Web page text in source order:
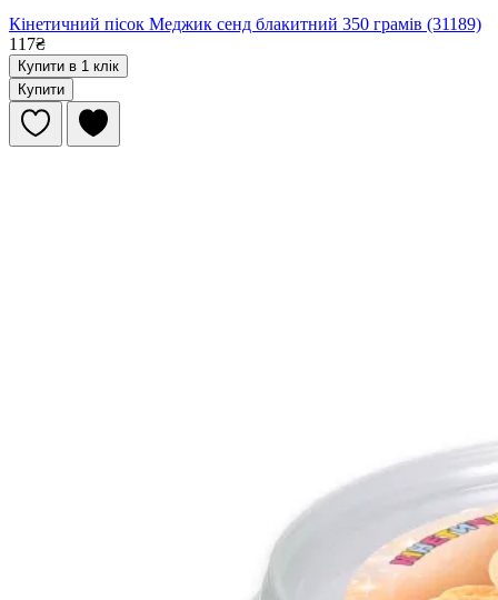
Кінетичний пісок Меджик сенд блакитний 350 грамів (31189)
117₴
Купити в 1 клік
Купити